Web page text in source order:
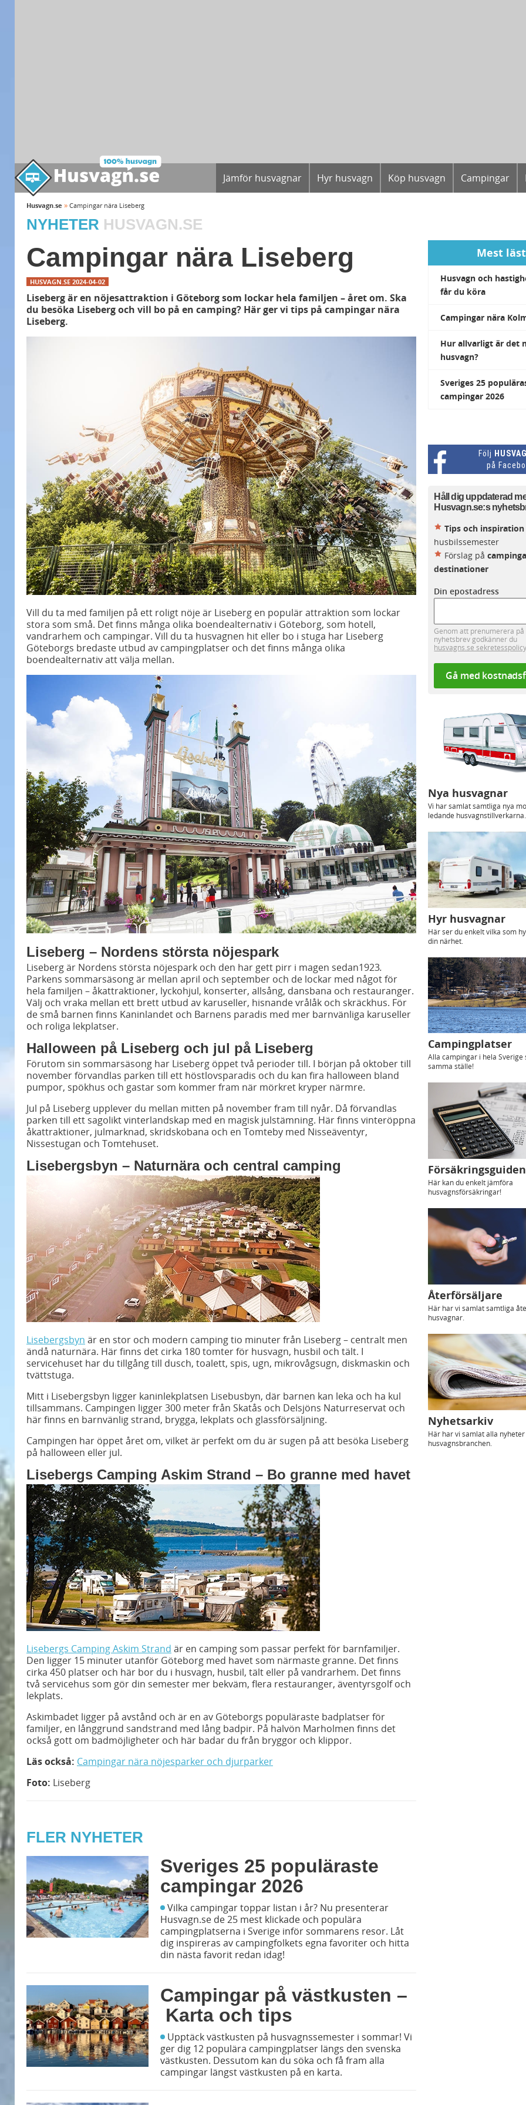
Jämför husvagnar Hyr husvagn Köp husvagn Campingar
Husvagn.se » Campingar nära Liseberg
NYHETER HUSVAGN.SE
Campingar nära Liseberg
HUSVAGN.SE 2024-04-02
Liseberg är en nöjesattraktion i Göteborg som lockar hela familjen – året om. Ska
du besöka Liseberg och vill bo på en camping? Här ger vi tips på campingar nära
Liseberg.
Vill du ta med familjen på ett roligt nöje är Liseberg en populär attraktion som lockar
stora som små. Det finns många olika boendealternativ i Göteborg, som hotell,
vandrarhem och campingar. Vill du ta husvagnen hit eller bo i stuga har Liseberg
Göteborgs bredaste utbud av campingplatser och det finns många olika
boendealternativ att välja mellan.
Liseberg – Nordens största nöjespark
Liseberg är Nordens största nöjespark och den har gett pirr i magen sedan1923.
Parkens sommarsäsong är mellan april och september och de lockar med något för
hela familjen – åkattraktioner, lyckohjul, konserter, allsång, dansbana och restauranger.
Välj och vraka mellan ett brett utbud av karuseller, hisnande vrålåk och skräckhus. För
de små barnen finns Kaninlandet och Barnens paradis med mer barnvänliga karuseller
och roliga lekplatser.
Halloween på Liseberg och jul på Liseberg
Förutom sin sommarsäsong har Liseberg öppet två perioder till. I början på oktober till
november förvandlas parken till ett höstlovsparadis och du kan fira halloween bland
pumpor, spökhus och gastar som kommer fram när mörkret kryper närmre.
Jul på Liseberg upplever du mellan mitten på november fram till nyår. Då förvandlas
parken till ett sagolikt vinterlandskap med en magisk julstämning. Här finns vinteröppna
åkattraktioner, julmarknad, skridskobana och en Tomteby med Nisseäventyr,
Nissestugan och Tomtehuset.
Lisebergsbyn – Naturnära och central camping
Lisebergsbyn är en stor och modern camping tio minuter från Liseberg – centralt men
ändå naturnära. Här finns det cirka 180 tomter för husvagn, husbil och tält. I
servicehuset har du tillgång till dusch, toalett, spis, ugn, mikrovågsugn, diskmaskin och
tvättstuga.
Mitt i Lisebergsbyn ligger kaninlekplatsen Lisebusbyn, där barnen kan leka och ha kul
tillsammans. Campingen ligger 300 meter från Skatås och Delsjöns Naturreservat och
här finns en barnvänlig strand, brygga, lekplats och glassförsäljning.
Campingen har öppet året om, vilket är perfekt om du är sugen på att besöka Liseberg
på halloween eller jul.
Lisebergs Camping Askim Strand – Bo granne med havet
Lisebergs Camping Askim Strand är en camping som passar perfekt för barnfamiljer.
Den ligger 15 minuter utanför Göteborg med havet som närmaste granne. Det finns
cirka 450 platser och här bor du i husvagn, husbil, tält eller på vandrarhem. Det finns
två servicehus som gör din semester mer bekväm, flera restauranger, äventyrsgolf och
lekplats.
Askimbadet ligger på avstånd och är en av Göteborgs populäraste badplatser för
familjer, en långgrund sandstrand med lång badpir. På halvön Marholmen finns det
också gott om badmöjligheter och här badar du från bryggor och klippor.
Läs också: Campingar nära nöjesparker och djurparker
Foto: Liseberg
FLER NYHETER
Sveriges 25 populäraste
campingar 2026
Vilka campingar toppar listan i år? Nu presenterar
Husvagn.se de 25 mest klickade och populära
campingplatserna i Sverige inför sommarens resor. Låt
dig inspireras av campingfolkets egna favoriter och hitta
din nästa favorit redan idag!
Campingar på västkusten –
Karta och tips
Upptäck västkusten på husvagnssemester i sommar! Vi
ger dig 12 populära campingplatser längs den svenska
västkusten. Dessutom kan du söka och få fram alla
campingar längst västkusten på en karta.
Mest
Husvagn och
får du köra
Campingar nära
Hur allvarligt är det
husvagn?
Sveriges 25
campingar 2026
Följ
på
Håll dig uppdaterad
Husvagn.se:s
Tips och inspiration
husbilssemester
Förslag på
destinationer
Din epostadress
Genom att prenumerera
nyhetsbrev godkänner du
husvagns.se
Gå med
Nya husvagnar
Vi har samlat samtliga nya
ledande husvagnstillverkarna.
Hyr husvagnar
Här ser du enkelt vilka som
din närhet.
Campingplatser
Alla campingar i hela Sverige
samma ställe!
Försäkringsguiden
Här kan du enkelt jämföra
husvagnsförsäkringar!
Återförsäljare
Här har vi samlat samtliga
husvagnar.
Nyhetsarkiv
Här har vi samlat alla
husvagnsbranchen.